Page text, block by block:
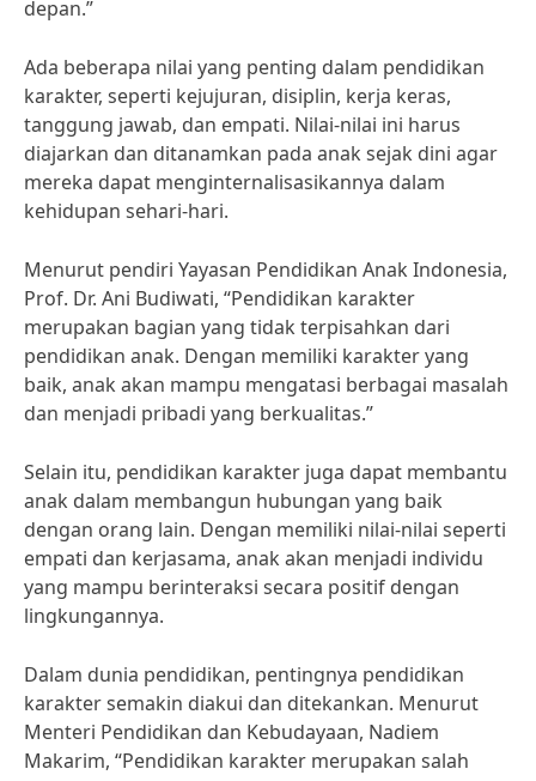
depan.”
Ada beberapa nilai yang penting dalam pendidikan
karakter, seperti kejujuran, disiplin, kerja keras,
tanggung jawab, dan empati. Nilai-nilai ini harus
diajarkan dan ditanamkan pada anak sejak dini agar
mereka dapat menginternalisasikannya dalam
kehidupan sehari-hari.
Menurut pendiri Yayasan Pendidikan Anak Indonesia,
Prof. Dr. Ani Budiwati, “Pendidikan karakter
merupakan bagian yang tidak terpisahkan dari
pendidikan anak. Dengan memiliki karakter yang
baik, anak akan mampu mengatasi berbagai masalah
dan menjadi pribadi yang berkualitas.”
Selain itu, pendidikan karakter juga dapat membantu
anak dalam membangun hubungan yang baik
dengan orang lain. Dengan memiliki nilai-nilai seperti
empati dan kerjasama, anak akan menjadi individu
yang mampu berinteraksi secara positif dengan
lingkungannya.
Dalam dunia pendidikan, pentingnya pendidikan
karakter semakin diakui dan ditekankan. Menurut
Menteri Pendidikan dan Kebudayaan, Nadiem
Makarim, “Pendidikan karakter merupakan salah